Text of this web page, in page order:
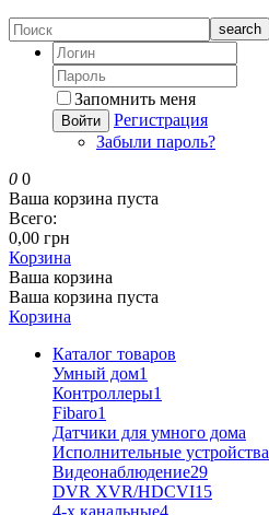
search
Запомнить меня
Войти
Регистрация
Забыли пароль?
0 0
Ваша корзина пуста
Всего:
0,00 грн
Корзина
Ваша корзина
Ваша корзина пуста
Корзина
Каталог товаров
Умный дом1
Контроллеры1
Fibaro1
Датчики для умного дома
Исполнительные устройства
Видеонаблюдение29
DVR XVR/HDCVI15